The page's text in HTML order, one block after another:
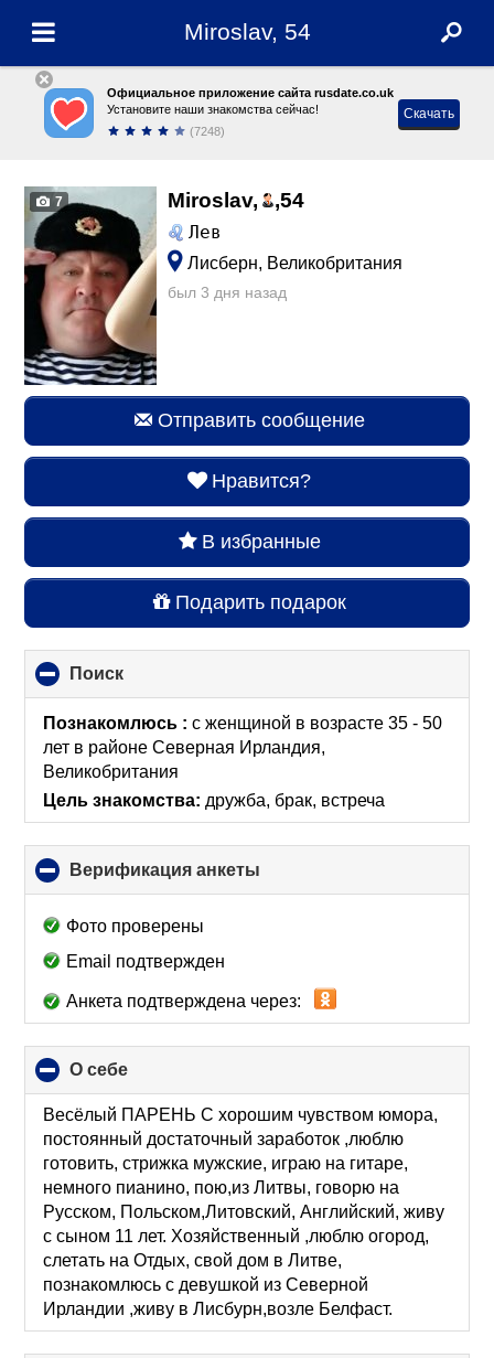
Miroslav, 54
Официальное приложение сайта rusdate.co.uk
Установите наши знакомства сейчас!
(7248)
Скачать
7 Miroslav, ,54
Лев
Лисберн, Великобритания
был 3 дня назад
Отправить сообщение
Нравится?
В избранные
Подарить подарок
Поиск
to
collapse
contents
Познакомлюсь :с женщиной в возрасте 35 - 50
лет в районе Северная Ирландия,
Великобритания
Цель знакомства: дружба, брак, встреча
Верификация анкеты
to
Фото проверены
Email подтвержден
Анкета подтверждена через:
О себе
to
collapse
contents
Весёлый ПАРЕНЬ С хорошим чувством юмора,
постоянный достаточный заработок ,люблю
готовить, стрижка мужские, играю на гитаре,
немного пианино, пою,из Литвы, говорю на
Русском, Польском,Литовский, Английский, живу
с сыном 11 лет. Хозяйственный ,люблю огород,
слетать на Отдых, свой дом в Литве,
познакомлюсь с девушкой из Северной
Ирландии ,живу в Лисбурн,возле Белфаст.